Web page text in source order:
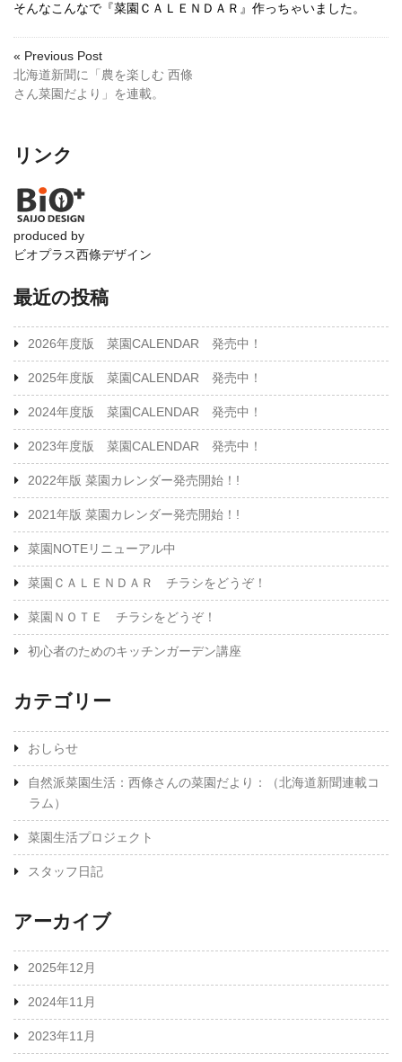
そんなこんなで『菜園ＣＡＬＥＮＤＡＲ』作っちゃいました。
« Previous Post
北海道新聞に「農を楽しむ 西條
さん菜園だより」を連載。
リンク
produced by
ビオプラス西條デザイン
最近の投稿
2026年度版 菜園CALENDAR 発売中！
2025年度版 菜園CALENDAR 発売中！
2024年度版 菜園CALENDAR 発売中！
2023年度版 菜園CALENDAR 発売中！
2022年版 菜園カレンダー発売開始！!
2021年版 菜園カレンダー発売開始！!
菜園NOTEリニューアル中
菜園ＣＡＬＥＮＤＡＲ チラシをどうぞ！
菜園ＮＯＴＥ チラシをどうぞ！
初心者のためのキッチンガーデン講座
カテゴリー
おしらせ
自然派菜園生活：西條さんの菜園だより：（北海道新聞連載コ
ラム）
菜園生活プロジェクト
スタッフ日記
アーカイブ
2025年12月
2024年11月
2023年11月